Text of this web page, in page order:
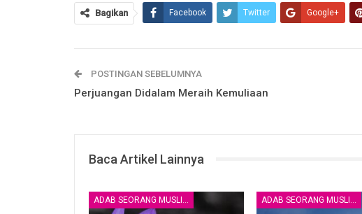
Bagikan Facebook Twitter Google+
POSTINGAN SEBELUMNYA
Perjuangan Didalam Meraih Kemuliaan
Baca Artikel Lainnya
ADAB SEORANG MUSLIM ADAB SEORANG MUSLIM